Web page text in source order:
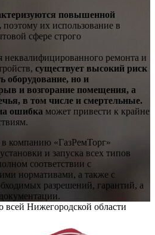
повышенной
поэтому их использование в
сфере строго
неквалифицированного ремонта и
существует высокий риск
оборудование, но и
и возгорание помещения, а
в том числе и смертельные.
ошибка может привести к крайне
компанию «ГазРемТорг»
и запуска всех типов
соответствии с
нормативами, а также с
разрешений, гарантий, а
всей Нижегородской области